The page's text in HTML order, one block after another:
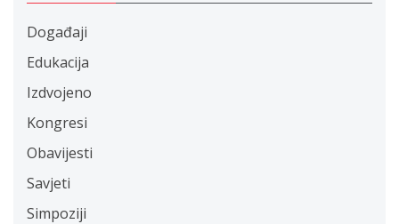
Događaji
Edukacija
Izdvojeno
Kongresi
Obavijesti
Savjeti
Simpoziji